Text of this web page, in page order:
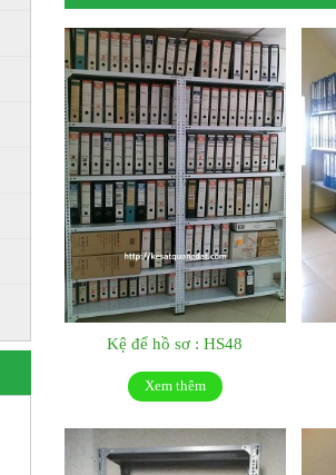
Kệ để hồ sơ : HS48
Xem thêm